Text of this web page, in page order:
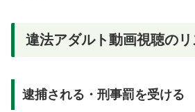
違法アダルト動画視聴のリ
逮捕される・刑事罰を受ける